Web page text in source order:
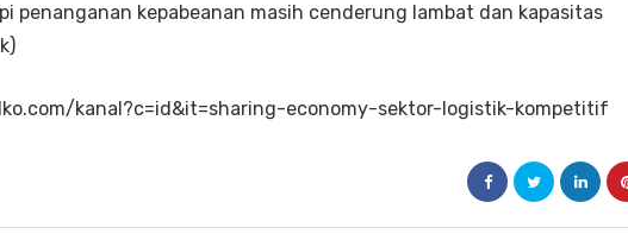
penanganan kepabeanan masih cenderung lambat dan kapasitas
kanal?c=id&it=sharing-economy-sektor-logistik-kompetitif